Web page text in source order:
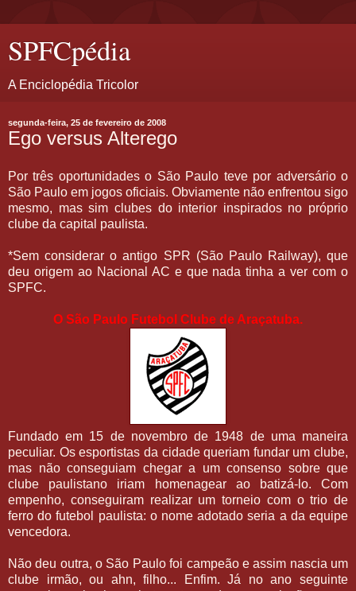
SPFCpédia
A Enciclopédia Tricolor
segunda-feira, 25 de fevereiro de 2008
Ego versus Alterego
Por três oportunidades o São Paulo teve por adversário o
São Paulo em jogos oficiais. Obviamente não enfrentou sigo
mesmo, mas sim clubes do interior inspirados no próprio
clube da capital paulista.
*Sem considerar o antigo SPR (São Paulo Railway), que
deu origem ao Nacional AC e que nada tinha a ver com o
SPFC.
O São Paulo Futebol Clube de Araçatuba.
Fundado em 15 de novembro de 1948 de uma maneira
peculiar. Os esportistas da cidade queriam fundar um clube,
mas não conseguiam chegar a um consenso sobre que
clube paulistano iriam homenagear ao batizá-lo. Com
empenho, conseguiram realizar um torneio com o trio de
ferro do futebol paulista: o nome adotado seria a da equipe
vencedora.
Não deu outra, o São Paulo foi campeão e assim nascia um
clube irmão, ou ahn, filho... Enfim. Já no ano seguinte